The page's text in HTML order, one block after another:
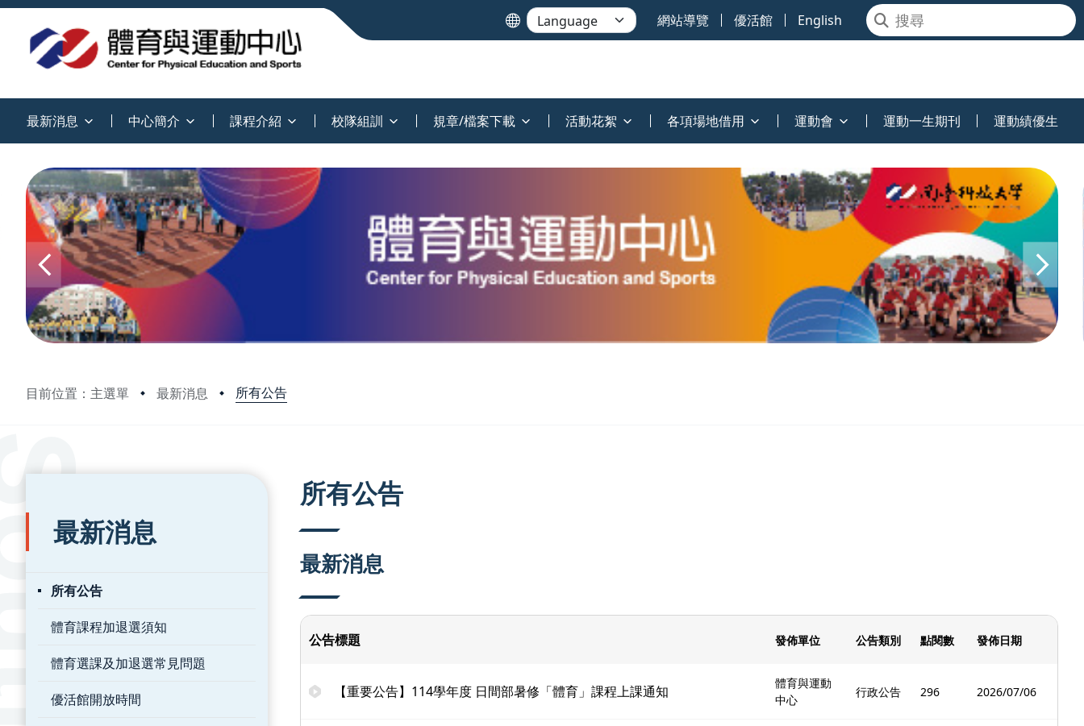
網站導覽 優活館 English
最新消息 中心簡介 課程介紹 校隊組訓 規章/檔案下載 活動花絮 各項場地借用 運動會 運動一生期刊 運動績優生
目前位置：主選單 最新消息 所有公告
:::
最新消息
所有公告
體育課程加退選須知
體育選課及加退選常見問題
優活館開放時間
所有公告
最新消息
公告標題 發佈單位 公告類別 點閱數 發佈日期
【重要公告】114學年度 日間部暑修「體育」課程上課通知
體育與運動
中心
行政公告 296 2026/07/06